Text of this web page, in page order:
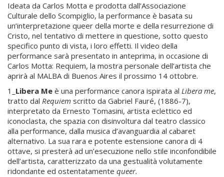
Ideata da Carlos Motta e prodotta dall’Associazione
Culturale dello Scompiglio, la performance è basata su
un’interpretazione queer della morte e della resurrezione di
Cristo, nel tentativo di mettere in questione, sotto questo
specifico punto di vista, i loro effetti. Il video della
performance sarà presentato in anteprima, in occasione di
Carlos Motta: Requiem, la mostra personale dell’artista che
aprirà al MALBA di Buenos Aires il prossimo 14 ottobre.
1_ Libera Me è una performance canora ispirata al Libera me,
tratto dal Requiem scritto da Gabriel Fauré, (1886-7),
interpretato da Ernesto Tomasini, artista eclettico ed
iconoclasta, che spazia con disinvoltura dal teatro classico
alla performance, dalla musica d’avanguardia al cabaret
alternativo. La sua rara e potente estensione canora di 4
ottave, si presterà ad un’esecuzione nello stile inconfondibile
dell’artista, caratterizzato da una gestualità volutamente
ridondante ed ostentatamente queer.